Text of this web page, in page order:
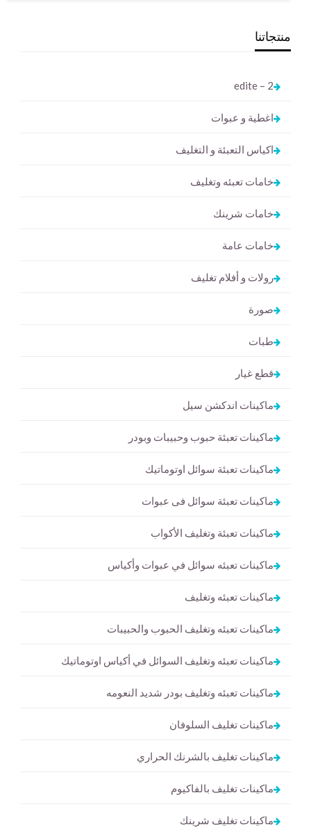
منتجاتنا
2 – edite
اغطية و عبوات
اكياس التعبئة و التغليف
خامات تعبئه وتغليف
خامات شرينك
خامات عامة
رولات و أفلام تغليف
صورة
طبات
قطع غيار
ماكينات اندكشن سيل
ماكينات تعبئة حبوب وحبيبات وبودر
ماكينات تعبئة سوائل اوتوماتيك
ماكينات تعبئة سوائل فى عبوات
ماكينات تعبئة وتغليف الأكواب
ماكينات تعبئه سوائل في عبوات وأكياس
ماكينات تعبئه وتغليف
ماكينات تعبئه وتغليف الحبوب والحبيبات
ماكينات تعبئه وتغليف السوائل في أكياس اوتوماتيك
ماكينات تعبئه وتغليف بودر شديد النعومه
ماكينات تغليف السلوفان
ماكينات تغليف بالشرنك الحراري
ماكينات تغليف بالفاكيوم
ماكينات تغليف شرينك